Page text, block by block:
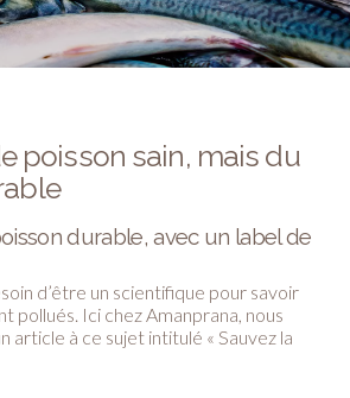
poisson sain, mais du
durable, avec un label de
d’être un scientifique pour savoir
pollués. Ici chez Amanprana, nous
article à ce sujet intitulé « Sauvez la